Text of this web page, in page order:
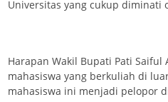
Universitas yang cukup diminati
Harapan Wakil Bupati Pati
mahasiswa yang berkuliah di
mahasiswa ini menjadi pelopor